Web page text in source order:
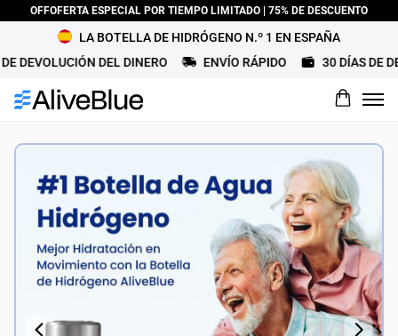
OFFOFERTA ESPECIAL POR TIEMPO LIMITADO | 75% DE DESCUENTO
LA BOTELLA DE HIDRÓGENO N.º 1 EN ESPAÑA
DEL DINERO
ENVÍO RÁPIDO 30 DÍAS DE
¿Cómo calificaría este producto?
Nombre
Título de la revisión
Revise